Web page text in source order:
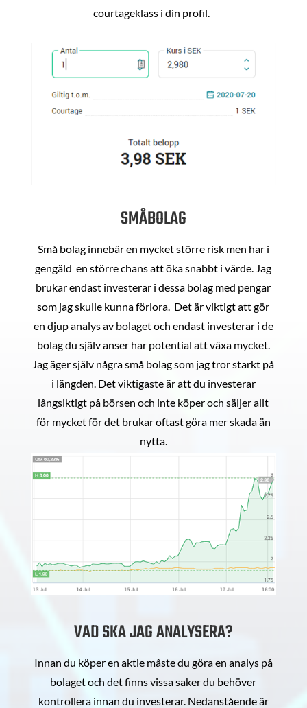
courtageklass i din profil.
SMÅBOLAG
Små bolag innebär en mycket större risk men har i
gengäld en större chans att öka snabbt i värde. Jag
brukar endast investerar i dessa bolag med pengar
som jag skulle kunna förlora. Det är viktigt att gör
en djup analys av bolaget och endast investerar i de
bolag du själv anser har potential att växa mycket.
Jag äger själv några små bolag som jag tror starkt på
i längden. Det viktigaste är att du investerar
långsiktigt på börsen och inte köper och säljer allt
för mycket för det brukar oftast göra mer skada än
nytta.
VAD SKA JAG ANALYSERA?
Innan du köper en aktie måste du göra en analys på
bolaget och det finns vissa saker du behöver
kontrollera innan du investerar. Nedanstående är